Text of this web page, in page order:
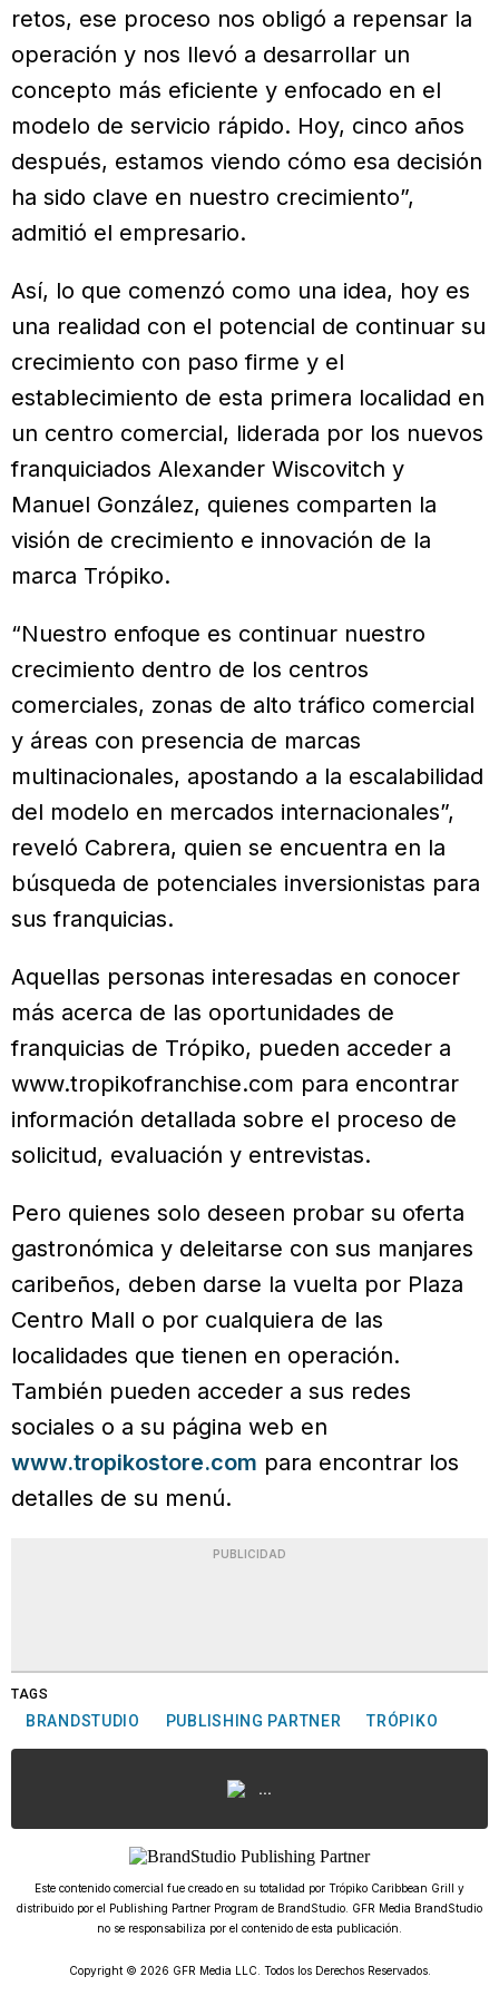
retos, ese proceso nos obligó a repensar la
operación y nos llevó a desarrollar un
concepto más eficiente y enfocado en el
modelo de servicio rápido. Hoy, cinco años
después, estamos viendo cómo esa decisión
ha sido clave en nuestro crecimiento”,
admitió el empresario.
Así, lo que comenzó como una idea, hoy es
una realidad con el potencial de continuar su
crecimiento con paso firme y el
establecimiento de esta primera localidad en
un centro comercial, liderada por los nuevos
franquiciados Alexander Wiscovitch y
Manuel González, quienes comparten la
visión de crecimiento e innovación de la
marca Trópiko.
“Nuestro enfoque es continuar nuestro
crecimiento dentro de los centros
comerciales, zonas de alto tráfico comercial
y áreas con presencia de marcas
multinacionales, apostando a la escalabilidad
del modelo en mercados internacionales”,
reveló Cabrera, quien se encuentra en la
búsqueda de potenciales inversionistas para
sus franquicias.
Aquellas personas interesadas en conocer
más acerca de las oportunidades de
franquicias de Trópiko, pueden acceder a
www.tropikofranchise.com para encontrar
información detallada sobre el proceso de
solicitud, evaluación y entrevistas.
Pero quienes solo deseen probar su oferta
gastronómica y deleitarse con sus manjares
caribeños, deben darse la vuelta por Plaza
Centro Mall o por cualquiera de las
localidades que tienen en operación.
También pueden acceder a sus redes
sociales o a su página web en
www.tropikostore.com para encontrar los
detalles de su menú.
PUBLICIDAD
TAGS
BRANDSTUDIO PUBLISHING PARTNER TRÓPIKO
...
Este contenido comercial fue creado en su totalidad por Trópiko Caribbean Grill y
distribuido por el Publishing Partner Program de BrandStudio. GFR Media BrandStudio
no se responsabiliza por el contenido de esta publicación.
Copyright © 2026 GFR Media LLC. Todos los Derechos Reservados.